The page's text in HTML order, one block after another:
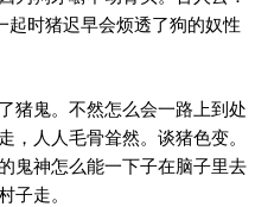
起时猪迟早会烦透了狗的奴性
猪鬼。不然怎么会一路上到处
人人毛骨耸然。谈猪色变。
鬼神怎么能一下子在脑子里去
走。